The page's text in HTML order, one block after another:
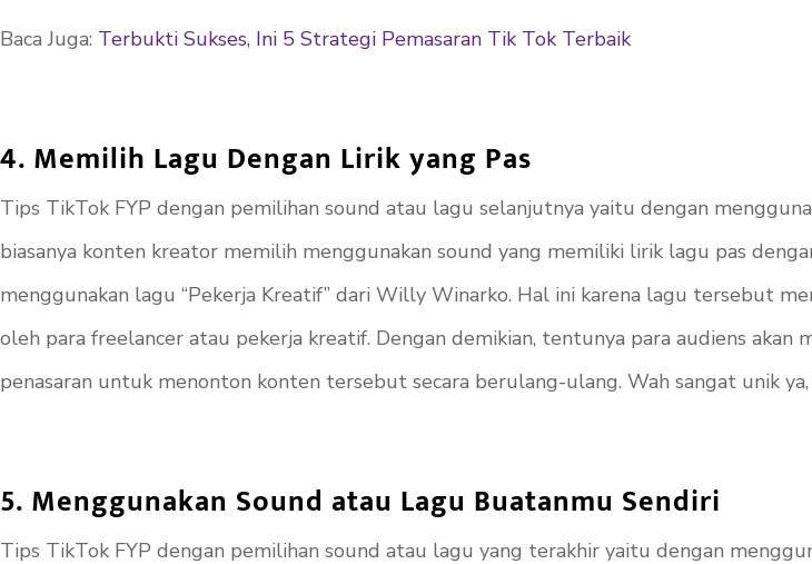
Baca Juga: Terbukti Sukses, Ini 5 Strategi Pemasaran Tik Tok Terbaik
4. Memilih Lagu Dengan Lirik yang Pas
Tips TikTok FYP dengan pemilihan sound atau lagu selanjutnya yaitu dengan
biasanya konten kreator memilih menggunakan sound yang memiliki lirik lagu pas
menggunakan lagu “Pekerja Kreatif” dari Willy Winarko. Hal ini karena lagu tersebut
oleh para freelancer atau pekerja kreatif. Dengan demikian, tentunya para audiens
penasaran untuk menonton konten tersebut secara berulang-ulang. Wah sangat unik
5. Menggunakan Sound atau Lagu Buatanmu Sendiri
Tips TikTok FYP dengan pemilihan sound atau lagu yang terakhir yaitu dengan